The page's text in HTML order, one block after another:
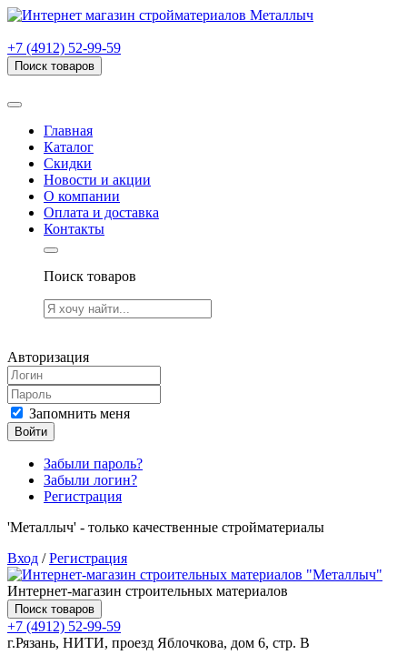
+7 (4912) 52-99-59
Поиск товаров
Главная
Каталог
Скидки
Новости и акции
О компании
Оплата и доставка
Контакты
Поиск товаров
Авторизация
Запомнить меня
Войти
Забыли пароль?
Забыли логин?
Регистрация
'Металлыч' - только качественные стройматериалы
Вход /Регистрация
Интернет-магазин строительных материалов
Поиск товаров
+7 (4912) 52-99-59
г.Рязань, НИТИ, проезд Яблочкова, дом 6, стр. В